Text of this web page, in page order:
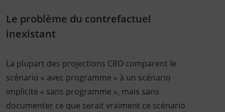
Le problème du contrefactuel
inexistant
La plupart des projections CRO comparent le
scénario « avec programme » à un scénario
implicite « sans programme », mais sans
documenter ce que serait vraiment ce scénario